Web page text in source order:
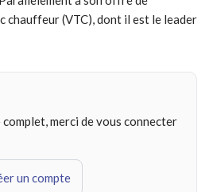
chauffeur (VTC), dont il est le leader
merci de vous connecter
un compte